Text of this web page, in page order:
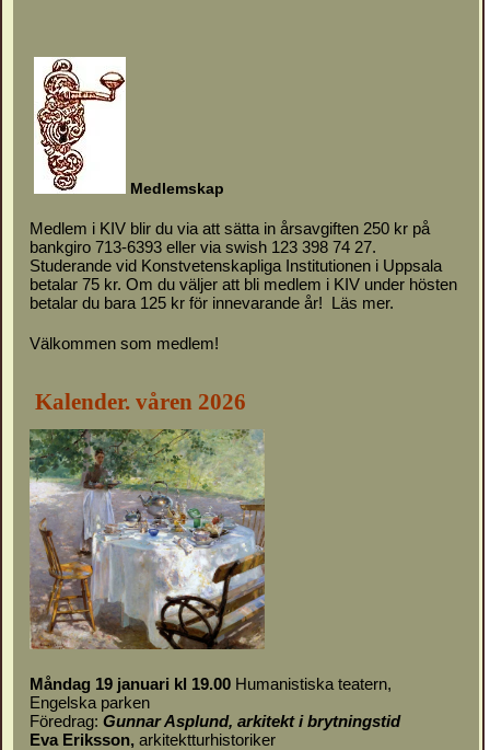
Medlemskap
Medlem i KIV blir du via att sätta in årsavgiften 250 kr på
bankgiro 713-6393 eller via swish 123 398 74 27.
Studerande vid Konstvetenskapliga Institutionen i Uppsala
betalar 75 kr. Om du väljer att bli medlem i KIV under hösten
betalar du bara 125 kr för innevarande år! Läs mer.
Välkommen som medlem!
Kalender. våren 2026
Måndag 19 januari kl 19.00 Humanistiska teatern,
Engelska parken
Föredrag: Gunnar Asplund, arkitekt i brytningstid
Eva Eriksson, arkitektturhistoriker